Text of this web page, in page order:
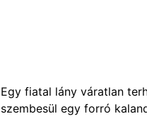
Egy fiatal lány váratlan
szembesül egy forró